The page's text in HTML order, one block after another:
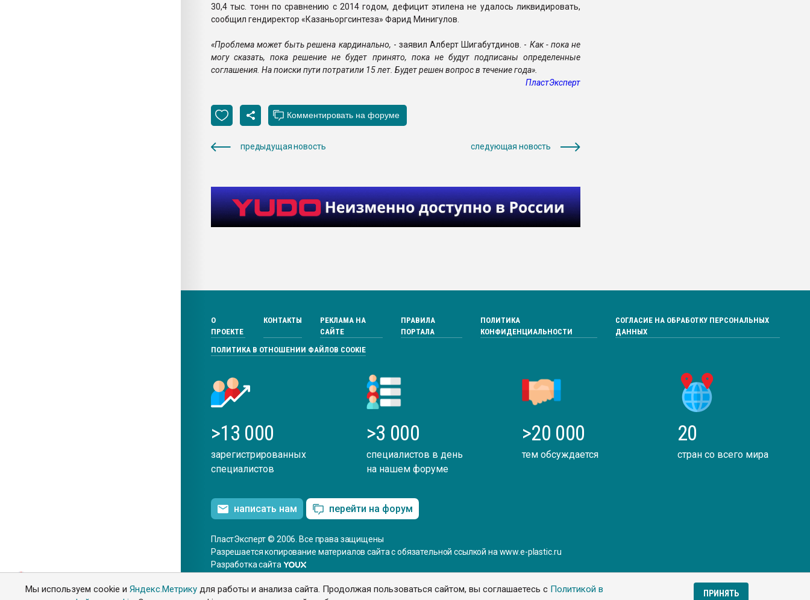
Мы используем cookie иЯндекс.Метрику для работы и анализа сайта. Продолжая пользоваться сайтом, вы соглашаетесь с Политикой в
ПРИНЯТЬ
30,4 тыс. тонн по сравнению с 2014 годом, дефицит этилена не удалось ликвидировать,
сообщил гендиректор «Казаньоргсинтеза» Фарид Минигулов.
«Проблема может быть решена кардинально, - заявил Алберт Шигабутдинов. - Как - пока не
могу сказать, пока решение не будет принято, пока не будут подписаны определенные
соглашения. На поиски пути потратили 15 лет. Будет решен вопрос в течение года».
ПластЭксперт
предыдущая новость следующая новость
О
ПРОЕКТЕ
КОНТАКТЫ
РЕКЛАМА НА
САЙТЕ
ПРАВИЛА
ПОРТАЛА
ПОЛИТИКА
КОНФИДЕНЦИАЛЬНОСТИ
СОГЛАСИЕ НА ОБРАБОТКУ ПЕРСОНАЛЬНЫХ
ДАННЫХ
ПОЛИТИКА В ОТНОШЕНИИ ФАЙЛОВ COOKIE
>13 000
зарегистрированных
специалистов
>3 000
специалистов в день
на нашем форуме
>20 000
тем обсуждается
20
стран со всего мира
написать нам перейти на форум
ПластЭксперт © 2006. Все права защищены
Разрешается копирование материалов сайта с обязательной ссылкой на www.e-plastic.ru
Разработка сайта